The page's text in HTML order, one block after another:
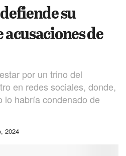
su
de
por un trino del
en redes sociales, donde,
lo habría condenado de
2024